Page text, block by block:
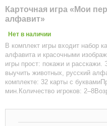
Карточная игра «Мои
алфавит»
Нет в наличии
В комплект игры входит набор
алфавита и красочными
игры прост: покажи и расскажи.
выучить животных, русский
комплекте: 32 карты с
мин.Количество игроков: